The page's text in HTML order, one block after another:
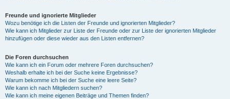
Freunde und ignorierte Mitglieder
Wozu benötige ich die Listen der Freunde und ignorierten Mitglieder?
Wie kann ich Mitglieder zur Liste der Freunde oder zur Liste der ignorierten Mitglieder
hinzufügen oder diese wieder aus den Listen entfernen?
Die Foren durchsuchen
Wie kann ich ein Forum oder mehrere Foren durchsuchen?
Weshalb erhalte ich bei der Suche keine Ergebnisse?
Warum bekomme ich bei der Suche eine leere Seite?
Wie kann ich nach Mitgliedern suchen?
Wie kann ich meine eigenen Beiträge und Themen finden?